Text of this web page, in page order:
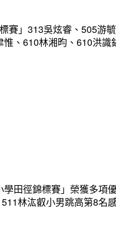
賽」313吳炫睿、505游
、610林湘昀、610洪
田徑錦標賽」榮獲多
林汯叡小男跳高第8名